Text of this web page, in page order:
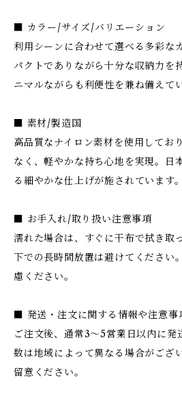
■ カラー/サイズ/バリエーション
利用シーンに合わせて選べる多彩な
パクトでありながら十分な収納力を
ニマルながらも利便性を兼ね備えてい
■ 素材/製造国
高品質なナイロン素材を使用してお
なく、軽やかな持ち心地を実現。日
る細やかな仕上げが施されています。
■ お手入れ/取り扱い注意事項
濡れた場合は、すぐに干布で拭き取
下での長時間放置は避けてください
慮ください。
■ 発送・注文に関する情報や注意事
ご注文後、通常3〜5営業日以内に発
数は地域によって異なる場合がござ
留意ください。